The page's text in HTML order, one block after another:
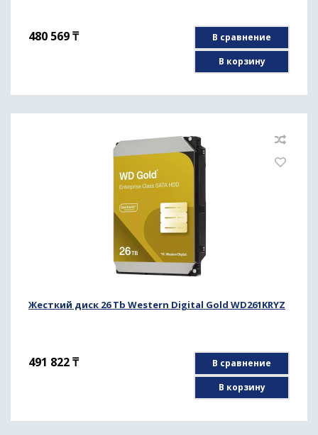
480 569₸
В сравнение
В корзину
Жесткий диск 26 Tb Western Digital Gold WD261KRYZ
491 822₸
В сравнение
В корзину